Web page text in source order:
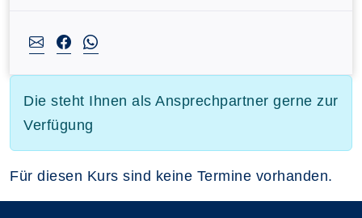
Die steht Ihnen als Ansprechpartner gerne zur
Verfügung
Für diesen Kurs sind keine Termine vorhanden.